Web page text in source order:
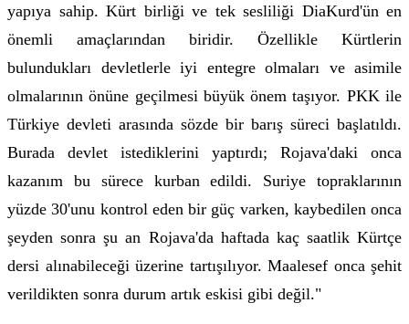
yapıya sahip. Kürt birliği ve tek sesliliği DiaKurd'ün en
önemli amaçlarından biridir. Özellikle Kürtlerin
bulundukları devletlerle iyi entegre olmaları ve asimile
olmalarının önüne geçilmesi büyük önem taşıyor. PKK ile
Türkiye devleti arasında sözde bir barış süreci başlatıldı.
Burada devlet istediklerini yaptırdı; Rojava'daki onca
kazanım bu sürece kurban edildi. Suriye topraklarının
yüzde 30'unu kontrol eden bir güç varken, kaybedilen onca
şeyden sonra şu an Rojava'da haftada kaç saatlik Kürtçe
dersi alınabileceği üzerine tartışılıyor. Maalesef onca şehit
verildikten sonra durum artık eskisi gibi değil."